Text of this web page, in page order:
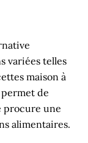
variées telles
maison à
permet de
procure une
alimentaires.